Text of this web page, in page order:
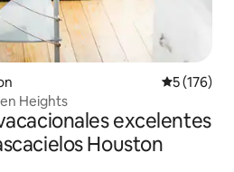
5 (176)
Heights
excelentes
Houston